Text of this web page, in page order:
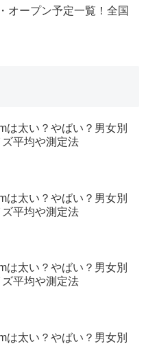
オープン予定一覧！全国
は太い？やばい？男女別
平均や測定法
は太い？やばい？男女別
平均や測定法
は太い？やばい？男女別
平均や測定法
は太い？やばい？男女別